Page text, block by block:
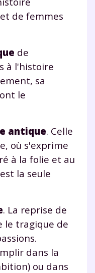
de femmes
de
à l'histoire
sa
le
antique. Celle
où s'exprime
à la folie et au
la seule
. La reprise de
le tragique de
dans la
ou dans